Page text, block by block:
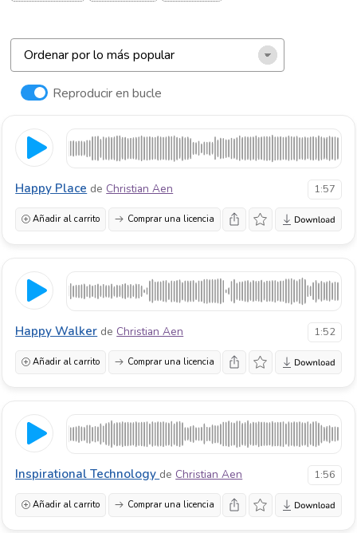
Reproducir en bucle
Happy Place de Christian Aen 1:57
Añadir al carrito Comprar una licencia
Happy Walker de Christian Aen 1:52
Añadir al carrito Comprar una licencia
Inspirational Technology de Christian Aen 1:56
Añadir al carrito Comprar una licencia